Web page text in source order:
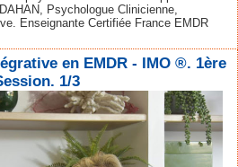
Psychologue Clinicienne,
Enseignante Certifiée France EMDR
en EMDR - IMO ®. 1ère
1/3